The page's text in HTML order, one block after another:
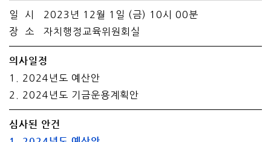
일 시 2023년 12월 1일 (금) 10시 00분
장 소 자치행정교육위원회실
의사일정
1. 2024년도 예산안
2. 2024년도 기금운용계획안
심사된 안건